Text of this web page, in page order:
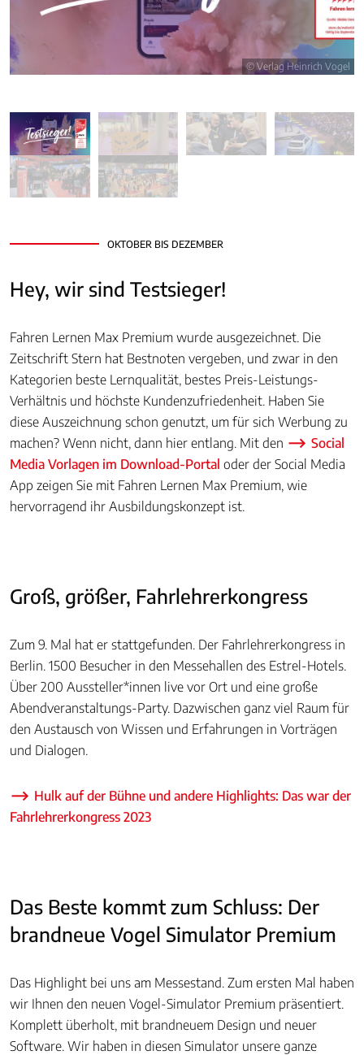
© Verlag Heinrich Vogel
OKTOBER BIS DEZEMBER
Hey, wir sind Testsieger!
Fahren Lernen Max Premium wurde ausgezeichnet. Die
Zeitschrift Stern hat Bestnoten vergeben, und zwar in den
Kategorien beste Lernqualität, bestes Preis-Leistungs-
Verhältnis und höchste Kundenzufriedenheit. Haben Sie
diese Auszeichnung schon genutzt, um für sich Werbung zu
machen? Wenn nicht, dann hier entlang. Mit den
Social
Media Vorlagen im Download-Portal oder der Social Media
App zeigen Sie mit Fahren Lernen Max Premium, wie
hervorragend ihr Ausbildungskonzept ist.
Groß, größer, Fahrlehrerkongress
Zum 9. Mal hat er stattgefunden. Der Fahrlehrerkongress in
Berlin. 1500 Besucher in den Messehallen des Estrel-Hotels.
Über 200 Aussteller*innen live vor Ort und eine große
Abendveranstaltungs-Party. Dazwischen ganz viel Raum für
den Austausch von Wissen und Erfahrungen in Vorträgen
und Dialogen.
Hulk auf der Bühne und andere Highlights: Das war der
Fahrlehrerkongress 2023
Das Beste kommt zum Schluss: Der
brandneue Vogel Simulator Premium
Das Highlight bei uns am Messestand. Zum ersten Mal haben
wir Ihnen den neuen Vogel-Simulator Premium präsentiert.
Komplett überholt, mit brandneuem Design und neuer
Software. Wir haben in diesen Simulator unsere ganze